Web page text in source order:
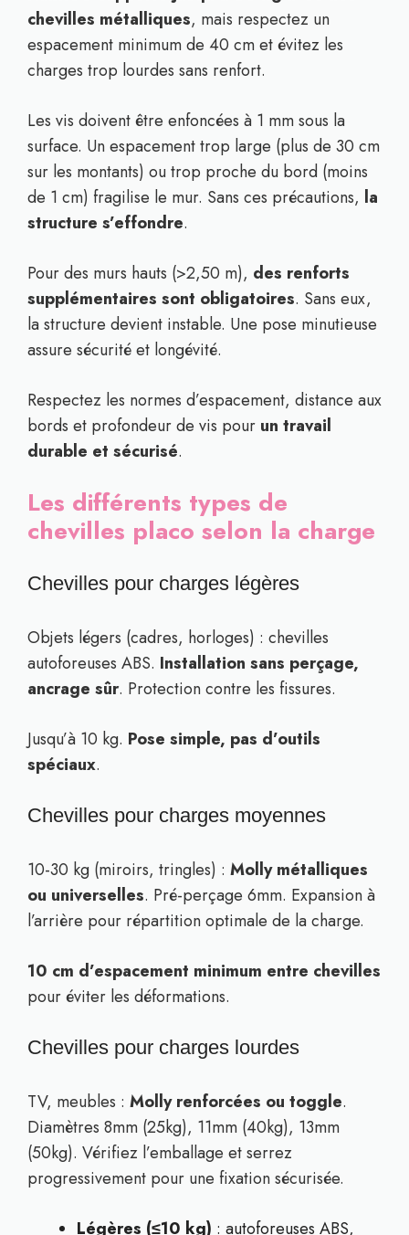
chevilles métalliques, mais respectez un
espacement minimum de 40 cm et évitez les
charges trop lourdes sans renfort.
Les vis doivent être enfoncées à 1 mm sous la
surface. Un espacement trop large (plus de 30 cm
sur les montants) ou trop proche du bord (moins
de 1 cm) fragilise le mur. Sans ces précautions, la
structure s’effondre.
Pour des murs hauts (>2,50 m), des renforts
supplémentaires sont obligatoires. Sans eux,
la structure devient instable. Une pose minutieuse
assure sécurité et longévité.
Respectez les normes d’espacement, distance aux
bords et profondeur de vis pour un travail
durable et sécurisé.
Les différents types de
chevilles placo selon la charge
Chevilles pour charges légères
Objets légers (cadres, horloges) : chevilles
autoforeuses ABS. Installation sans perçage,
ancrage sûr. Protection contre les fissures.
Jusqu’à 10 kg. Pose simple, pas d’outils
spéciaux.
Chevilles pour charges moyennes
10-30 kg (miroirs, tringles) : Molly métalliques
ou universelles. Pré-perçage 6mm. Expansion à
l’arrière pour répartition optimale de la charge.
10 cm d’espacement minimum entre chevilles
pour éviter les déformations.
Chevilles pour charges lourdes
TV, meubles : Molly renforcées ou toggle.
Diamètres 8mm (25kg), 11mm (40kg), 13mm
(50kg). Vérifiez l’emballage et serrez
progressivement pour une fixation sécurisée.
Légères (≤10 kg) : autoforeuses ABS,